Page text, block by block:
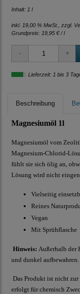
Inhalt: 1 l
inkl. 19,00 % MwSt., zzgl.
Grundpreis: 19,95 € / l
Lieferzeit: 1 bis 3
Beschreibung
Magnesiumöl 1l
Magnesiumöl vom
Magnesium-Chlorid-
fühlt sie sich ölig an,
Lösung wird nicht
Vielseitig
Reines
Vegan
Mit Sprühflasche
Hinweis: Außerhalb der
und dunkel aufbewahren.
Das Produkt ist nicht
erfolgt für chemisch